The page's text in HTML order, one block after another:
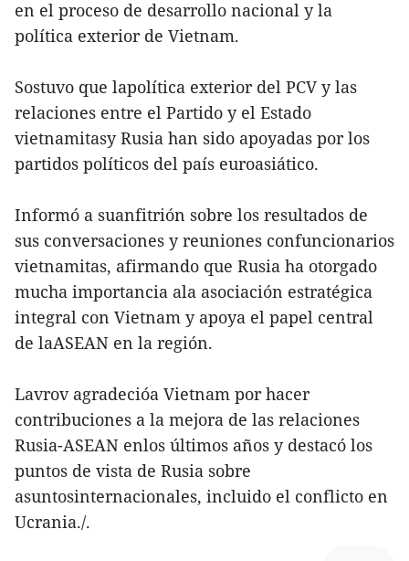
en el proceso de desarrollo nacional y la
política exterior de Vietnam.
Sostuvo que lapolítica exterior del PCV y las
relaciones entre el Partido y el Estado
vietnamitasy Rusia han sido apoyadas por los
partidos políticos del país euroasiático.
Informó a suanfitrión sobre los resultados de
sus conversaciones y reuniones confuncionarios
vietnamitas, afirmando que Rusia ha otorgado
mucha importancia ala asociación estratégica
integral con Vietnam y apoya el papel central
de laASEAN en la región.
Lavrov agradecióa Vietnam por hacer
contribuciones a la mejora de las relaciones
Rusia-ASEAN enlos últimos años y destacó los
puntos de vista de Rusia sobre
asuntosinternacionales, incluido el conflicto en
Ucrania./.